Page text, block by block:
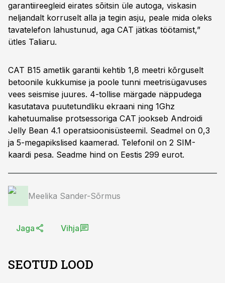
garantiireegleid eirates sõitsin üle autoga, viskasin
neljandalt korruselt alla ja tegin asju, peale mida oleks
tavatelefon lahustunud, aga CAT jätkas töötamist,”
ütles Taliaru.
CAT B15 ametlik garantii kehtib 1,8 meetri kõrguselt
betoonile kukkumise ja poole tunni meetrisügavuses
vees seismise juures. 4-tollise märgade näppudega
kasutatava puutetundliku ekraani ning 1Ghz
kahetuumalise protsessoriga CAT jookseb Androidi
Jelly Bean 4.1 operatsioonisüsteemil. Seadmel on 0,3
ja 5-megapikslised kaamerad. Telefonil on 2 SIM-
kaardi pesa. Seadme hind on Eestis 299 eurot.
Meelika Sander-Sõrmus
Jaga Vihja
SEOTUD LOOD